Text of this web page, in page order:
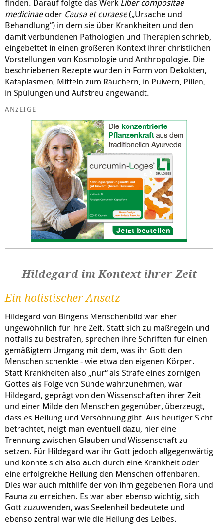
finden. Darauf folgte das WerkLiber compositae
medicinaeoder Causa et curaese(„Ursache und
Behandlung“) in dem sie über Krankheiten und den
damit verbundenen Pathologien und Therapien schrieb,
eingebettet in einen größeren Kontext ihrer christlichen
Vorstellungen von Kosmologie und Anthropologie. Die
beschriebenen Rezepte wurden in Form von Dekokten,
Kataplasmen, Mitteln zum Räuchern, in Pulvern, Pillen,
in Spülungen und Aufstreu angewandt.
Hildegard im Kontext ihrer Zeit
Ein holistischer Ansatz
Hildegard von Bingens Menschenbild war eher
ungewöhnlich für ihre Zeit. Statt sich zu maßregeln und
notfalls zu bestrafen, sprechen ihre Schriften für einen
gemäßigtem Umgang mit dem, was ihr Gott den
Menschen schenkte - wie etwa den eigenen Körper.
Statt Krankheiten also „nur“ als Strafe eines zornigen
Gottes als Folge von Sünde wahrzunehmen, war
Hildegard, geprägt von den Wissenschaften ihrer Zeit
und einer Milde den Menschen gegenüber, überzeugt,
dass es Heilung und Versöhnung gibt. Aus heutiger Sicht
betrachtet, neigt man eventuell dazu, hier eine
Trennung zwischen Glauben und Wissenschaft zu
setzen. Für Hildegard war ihr Gott jedoch allgegenwärtig
und konnte sich also auch durch eine Krankheit oder
eine erfolgreiche Heilung den Menschen offenbaren.
Dies war auch mithilfe der von ihm gegebenen Flora und
Fauna zu erreichen. Es war aber ebenso wichtig, sich
Gott zuzuwenden, was Seelenheil bedeutete und
ebenso zentral war wie die Heilung des Leibes.